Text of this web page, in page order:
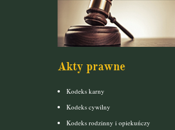
Akty prawne
Kodeks karny
Kodeks cywilny
Kodeks rodzinny i opiekuńczy